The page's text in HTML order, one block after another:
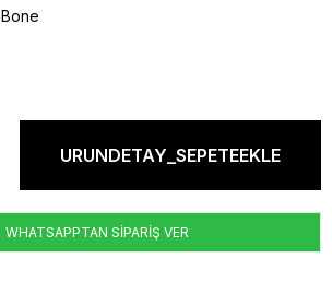
WHATSAPPTAN SİPARİŞ VER